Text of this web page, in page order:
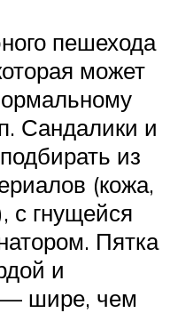
пешехода
может
Сандалики и
из
(кожа,
с гнущейся
Пятка
и
— шире, чем